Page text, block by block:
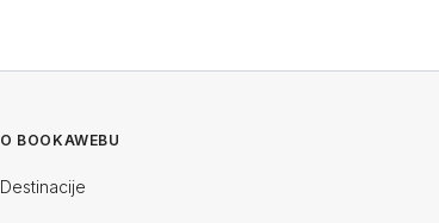
O BOOKAWEBU
Destinacije